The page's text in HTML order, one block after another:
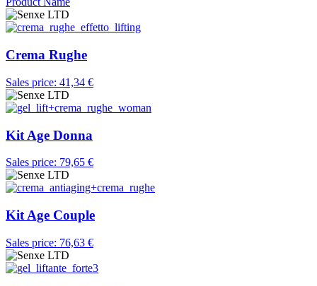
Crema Rughe
Sales price: 41,34 €
Kit Age Donna
Sales price: 79,65 €
Kit Age Couple
Sales price: 76,63 €